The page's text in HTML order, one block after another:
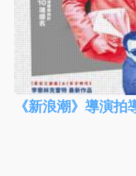
《新浪潮》導演